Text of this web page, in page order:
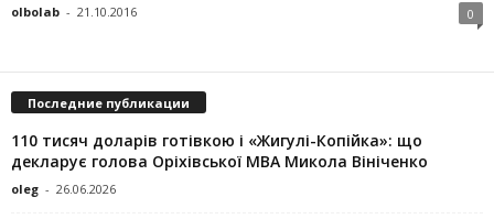
olbolab - 21.10.2016 0
Последние публикации
110 тисяч доларів готівкою і «Жигулі-Копійка»: що
декларує голова Оріхівської МВА Микола Вініченко
oleg - 26.06.2026